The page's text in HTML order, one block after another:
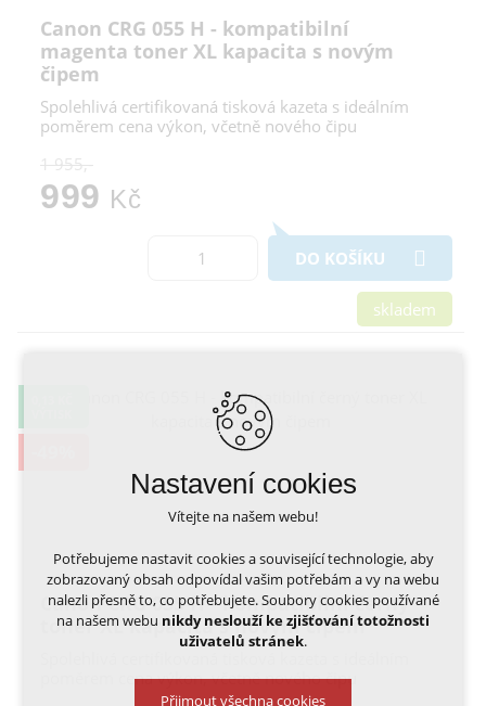
Canon CRG 055 H - kompatibilní
magenta toner XL kapacita s novým
čipem
Spolehlivá certifikovaná tisková kazeta s ideálním
poměrem cena výkon, včetně nového čipu
1 955,-
999 Kč
DO KOŠÍKU
skladem
Canon CRG 055 H - kompatibilní černý
toner XL kapacita s novým čipem
poměrem cena výkon, včetně nového čipu
Nastavení cookies
Vítejte na našem webu!
Potřebujeme nastavit cookies a související technologie, aby
zobrazovaný obsah odpovídal vašim potřebám a vy na webu
nalezli přesně to, co potřebujete. Soubory cookies používané
na našem webu nikdy neslouží ke zjišťování totožnosti
uživatelů stránek.
Přijmout všechna cookies